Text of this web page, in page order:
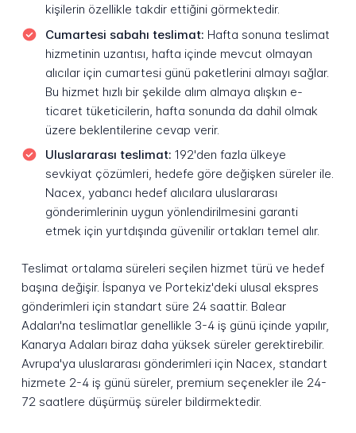
kişilerin özellikle takdir ettiğini görmektedir.
Cumartesi sabahı teslimat: Hafta sonuna teslimat
hizmetinin uzantısı, hafta içinde mevcut olmayan
alıcılar için cumartesi günü paketlerini almayı sağlar.
Bu hizmet hızlı bir şekilde alım almaya alışkın e-
ticaret tüketicilerin, hafta sonunda da dahil olmak
üzere beklentilerine cevap verir.
Uluslararası teslimat: 192'den fazla ülkeye
sevkiyat çözümleri, hedefe göre değişken süreler ile.
Nacex, yabancı hedef alıcılara uluslararası
gönderimlerinin uygun yönlendirilmesini garanti
etmek için yurtdışında güvenilir ortakları temel alır.
Teslimat ortalama süreleri seçilen hizmet türü ve hedef
başına değişir. İspanya ve Portekiz'deki ulusal ekspres
gönderimleri için standart süre 24 saattir. Balear
Adaları'na teslimatlar genellikle 3-4 iş günü içinde yapılır,
Kanarya Adaları biraz daha yüksek süreler gerektirebilir.
Avrupa'ya uluslararası gönderimleri için Nacex, standart
hizmete 2-4 iş günü süreler, premium seçenekler ile 24-
72 saatlere düşürmüş süreler bildirmektedir.